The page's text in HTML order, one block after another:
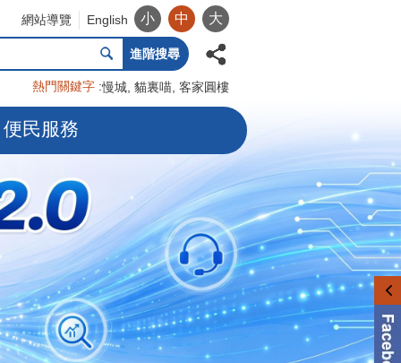
網站導覽 English 小 中 大
進階搜尋
熱門關鍵字 慢城 貓裏喵 客家圓樓
便民服務